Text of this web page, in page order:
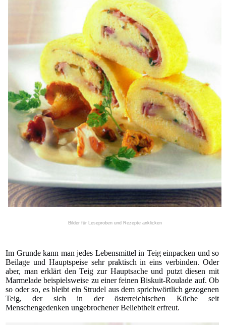
Bilder für Leseproben und Rezepte anklicken
Im Grunde kann man jedes Lebensmittel in Teig einpacken und so
Beilage und Hauptspeise sehr praktisch in eins verbinden. Oder
aber, man erklärt den Teig zur Hauptsache und putzt diesen mit
Marmelade beispielsweise zu einer feinen Biskuit-Roulade auf. Ob
so oder so, es bleibt ein Strudel aus dem sprichwörtlich gezogenen
Teig, der sich in der österreichischen Küche seit
Menschengedenken ungebrochener Beliebtheit erfreut.